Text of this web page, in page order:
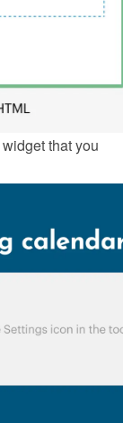
widget that you